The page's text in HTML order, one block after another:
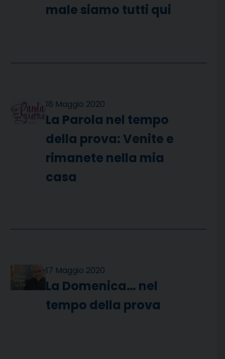
male siamo tutti qui
18 Maggio 2020
La Parola nel tempo
della prova: Venite e
rimanete nella mia
casa
17 Maggio 2020
La Domenica… nel
tempo della prova